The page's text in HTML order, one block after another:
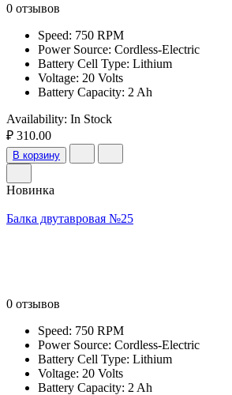
0 отзывов
Speed: 750 RPM
Power Source: Cordless-Electric
Battery Cell Type: Lithium
Voltage: 20 Volts
Battery Capacity: 2 Ah
Availability: In Stock
₽ 310.00
В корзину
Новинка
Балка двутавровая №25
0 отзывов
Speed: 750 RPM
Power Source: Cordless-Electric
Battery Cell Type: Lithium
Voltage: 20 Volts
Battery Capacity: 2 Ah